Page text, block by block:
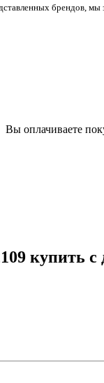
брендов,
Вы оплачиваете
купить